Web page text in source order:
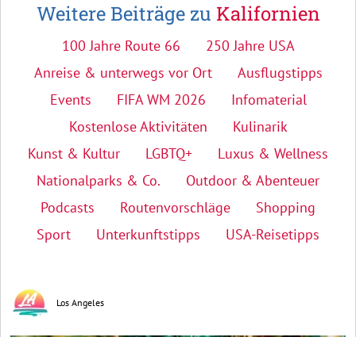
Weitere Beiträge zu Kalifornien
100 Jahre Route 66
250 Jahre USA
Anreise & unterwegs vor Ort
Ausflugstipps
Events
FIFA WM 2026
Infomaterial
Kostenlose Aktivitäten
Kulinarik
Kunst & Kultur
LGBTQ+
Luxus & Wellness
Nationalparks & Co.
Outdoor & Abenteuer
Podcasts
Routenvorschläge
Shopping
Sport
Unterkunftstipps USA-Reisetipps
Los Angeles